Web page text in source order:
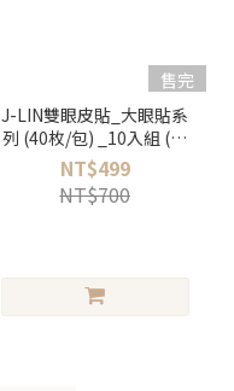
售完
J-LIN雙眼皮貼_大眼貼系
列 (40枚/包) _10入組 (任
選）
NT$499
NT$700